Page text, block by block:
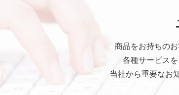
商品をお持ちの
各種サービス
当社から重要なお